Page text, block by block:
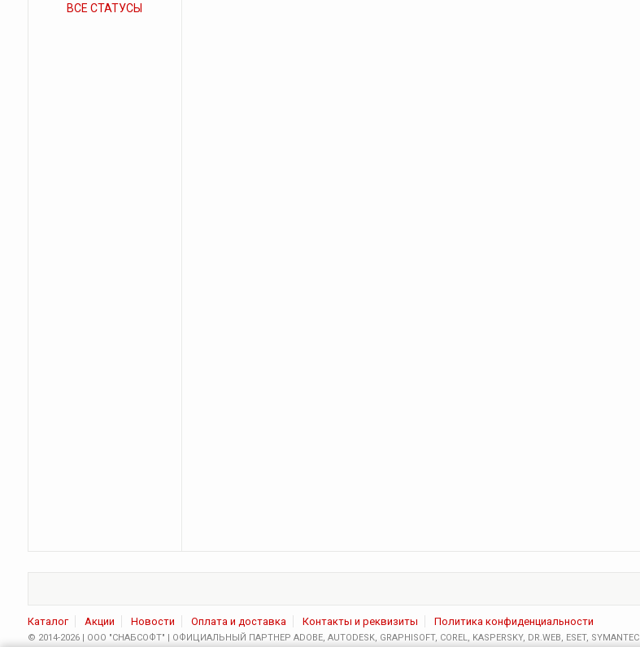
ВСЕ СТАТУСЫ
Каталог Акции Новости Оплата и доставка Контакты и реквизиты Политика конфиденциальности
© 2014-2026 | ООО "СНАБСОФТ" | ОФИЦИАЛЬНЫЙ ПАРТНЕР ADOBE, AUTODESK, GRAPHISOFT, COREL, KASPERSKY, DR.WEB, ESET, SYMANTEC